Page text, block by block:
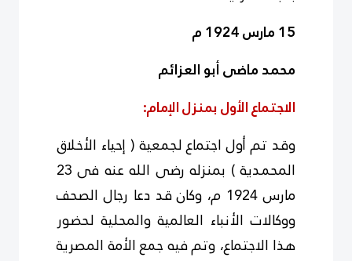
15 مارس 1924 م
محمد ماضى أبو العزائم
الاجتماع الأول بمنزل الإمام:
وقد تم أول اجتماع لجمعية ( إحياء الأخلاق
المحمدية ) بمنزله رضى الله عنه فى 23
مارس 1924 م، وكان قد دعا رجال الصحف
ووكالات الأنباء العالمية والمحلية لحضور
هذا الاجتماع، وتم فيه جمع الأمة المصرية